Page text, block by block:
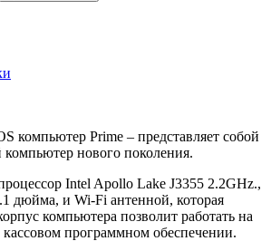
компьютер Prime – представляет собой
нового поколения.
Intel Apollo Lake J3355 2.2GHz.,
дюйма, и Wi-Fi антенной, которая
компьютера позволит работать на
программном обеспечении.